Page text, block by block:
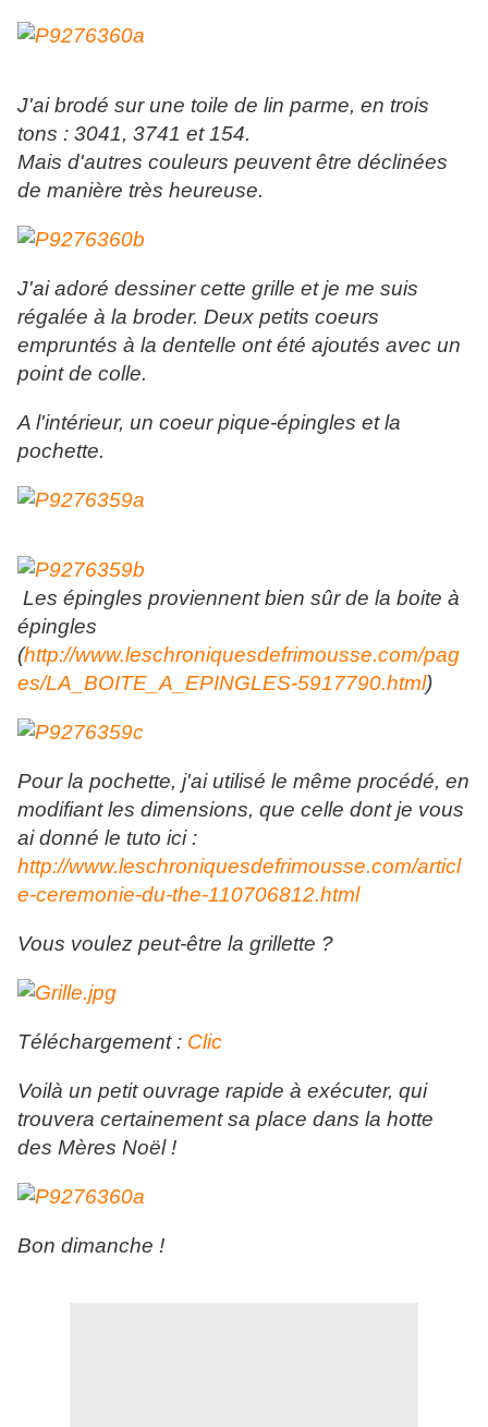
J'ai brodé sur une toile de lin parme, en trois
tons : 3041, 3741 et 154.
Mais d'autres couleurs peuvent être déclinées
de manière très heureuse.
J'ai adoré dessiner cette grille et je me suis
régalée à la broder. Deux petits coeurs
empruntés à la dentelle ont été ajoutés avec un
point de colle.
A l'intérieur, un coeur pique-épingles et la
pochette.
Les épingles proviennent bien sûr de la boite à
épingles
(http://www.leschroniquesdefrimousse.com/pag
es/LA_BOITE_A_EPINGLES-5917790.html)
Pour la pochette, j'ai utilisé le même procédé, en
modifiant les dimensions, que celle dont je vous
ai donné le tuto ici :
http://www.leschroniquesdefrimousse.com/articl
e-ceremonie-du-the-110706812.html
Vous voulez peut-être la grillette ?
Téléchargement : Clic
Voilà un petit ouvrage rapide à exécuter, qui
trouvera certainement sa place dans la hotte
des Mères Noël !
Bon dimanche !